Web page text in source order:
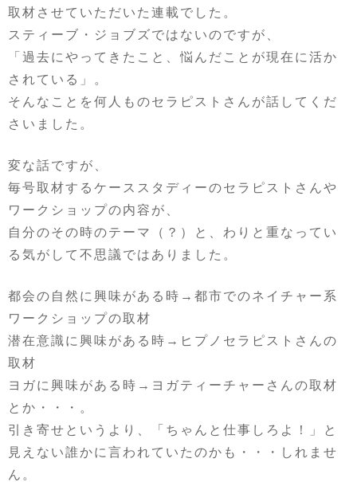
取材させていただいた連載でした。
スティーブ・ジョブズではないのですが、
「過去にやってきたこと、悩んだことが現在に活か
されている」。
そんなことを何人ものセラピストさんが話してくだ
さいました。
変な話ですが、
毎号取材するケーススタディーのセラピストさんや
ワークショップの内容が、
自分のその時のテーマ（？）と、わりと重なってい
る気がして不思議ではありました。
都会の自然に興味がある時→都市でのネイチャー系
ワークショップの取材
潜在意識に興味がある時→ヒプノセラピストさんの
取材
ヨガに興味がある時→ヨガティーチャーさんの取材
とか・・・。
引き寄せというより、「ちゃんと仕事しろよ！」と
見えない誰かに言われていたのかも・・・しれませ
ん。